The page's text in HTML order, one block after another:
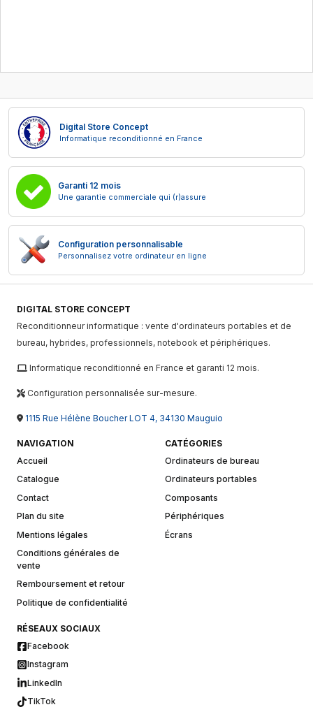
Digital Store Concept
Informatique reconditionné en France
Garanti 12 mois
Une garantie commerciale qui (r)assure
Configuration personnalisable
Personnalisez votre ordinateur en ligne
DIGITAL STORE CONCEPT
Reconditionneur informatique : vente d'ordinateurs portables et de
bureau, hybrides, professionnels, notebook et périphériques.
Informatique reconditionné en France et garanti 12 mois.
Configuration personnalisée sur-mesure.
1115 Rue Hélène Boucher LOT 4, 34130 Mauguio
NAVIGATION
Accueil
Catalogue
Contact
Plan du site
Mentions légales
Conditions générales de
vente
Remboursement et retour
Politique de confidentialité
CATÉGORIES
Ordinateurs de bureau
Ordinateurs portables
Composants
Périphériques
Écrans
RÉSEAUX SOCIAUX
Facebook
Instagram
LinkedIn
TikTok